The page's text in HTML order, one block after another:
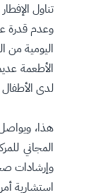
تناول
وعدم قدرة
اليومية من
الأطعمة
لدى الأطفال من سن 6-12 سنة؛ لذا فإن جلوس الوالدين مع أطفالهم على وجبة الإفطار هو فرصة لترسيخ السلوكيات
هذا،